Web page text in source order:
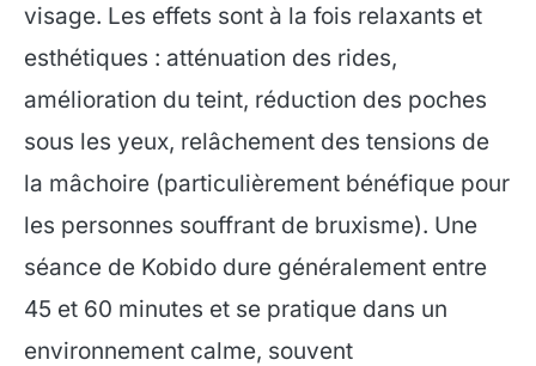
visage. Les effets sont à la fois relaxants et
esthétiques : atténuation des rides,
amélioration du teint, réduction des poches
sous les yeux, relâchement des tensions de
la mâchoire (particulièrement bénéfique pour
les personnes souffrant de bruxisme). Une
séance de Kobido dure généralement entre
45 et 60 minutes et se pratique dans un
environnement calme, souvent